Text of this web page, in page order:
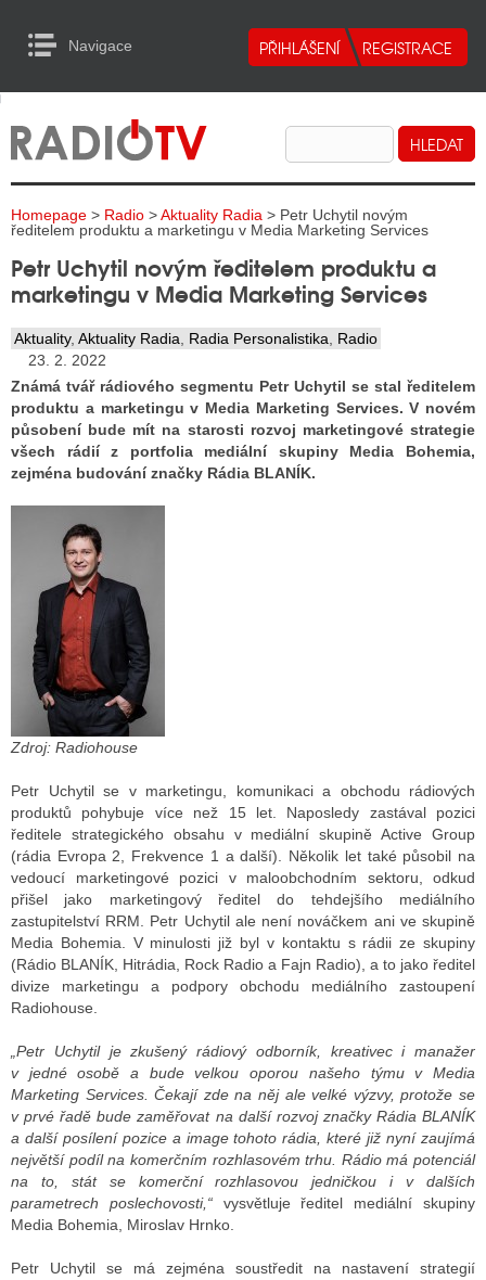
Navigace
RADIA
TELEVIZE
INTERNET
TISK
RADIA
RÁDIÍ
RÁDIÍ
VYSÍLAČE
TELEVIZE
VYSÍLAČE
INTERNET
STRÁNKY RÁDIÍ
STRÁNKY TV
TISK
STÁT BLOGEREM
BLOGERA
to Content
Homepage > Radio >Aktuality Radia > Petr Uchytil novým
ředitelem produktu a marketingu v Media Marketing Services
Petr Uchytil novým ředitelem produktu a
marketingu v Media Marketing Services
Aktuality, Aktuality Radia Radia Personalistika
Radio
23. 2. 2022
Známá tvář rádiového segmentu Petr Uchytil se stal ředitelem
produktu a marketingu v Media Marketing Services. V novém
působení bude mít na starosti rozvoj marketingové strategie
všech rádií z portfolia mediální skupiny Media Bohemia,
zejména budování značky Rádia BLANÍK.
Zdroj: Radiohouse
Petr Uchytil se v marketingu, komunikaci a obchodu rádiových
produktů pohybuje více než 15 let. Naposledy zastával pozici
ředitele strategického obsahu v mediální skupině Active Group
(rádia Evropa 2, Frekvence 1 a další). Několik let také působil na
vedoucí marketingové pozici v maloobchodním sektoru, odkud
přišel jako marketingový ředitel do tehdejšího mediálního
zastupitelství RRM. Petr Uchytil ale není nováčkem ani ve skupině
Media Bohemia. V minulosti již byl v kontaktu s rádii ze skupiny
(Rádio BLANÍK, Hitrádia, Rock Radio a Fajn Radio), a to jako ředitel
divize marketingu a podpory obchodu mediálního zastoupení
Radiohouse.
„Petr Uchytil je zkušený rádiový odborník, kreativec i manažer
v jedné osobě a bude velkou oporou našeho týmu v Media
Marketing Services. Čekají zde na něj ale velké výzvy, protože se
v prvé řadě bude zaměřovat na další rozvoj značky Rádia BLANÍK
a další posílení pozice a image tohoto rádia, které již nyní zaujímá
největší podíl na komerčním rozhlasovém trhu. Rádio má potenciál
na to, stát se komerční rozhlasovou jedničkou i v dalších
parametrech poslechovosti,“ vysvětluje ředitel mediální skupiny
Media Bohemia, Miroslav Hrnko.
Petr Uchytil se má zejména soustředit na nastavení strategií